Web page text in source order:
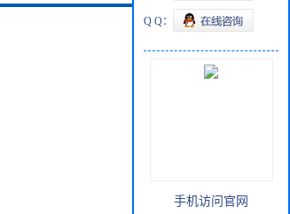
Q Q：
手机访问官网